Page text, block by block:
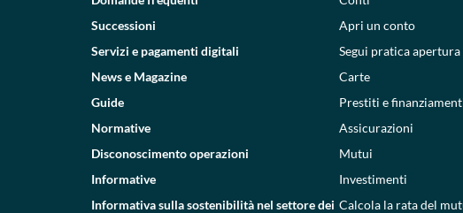
Successioni
Servizi e pagamenti digitali
News e Magazine
Guide
Normative
Disconoscimento operazioni
Informative
Informativa sulla sostenibilità nel settore dei
Apri un conto
Segui pratica
Carte
Prestiti e
Assicurazioni
Mutui
Investimenti
Calcola la rata del